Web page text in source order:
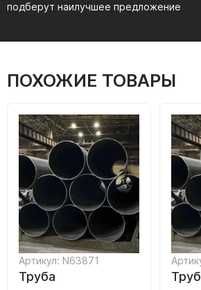
подберут наилучшее предложение
ПОХОЖИЕ ТОВАРЫ
Артикул: N63871
Труба